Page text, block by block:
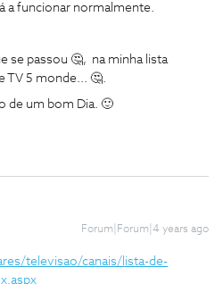
a funcionar normalmente.
se passou 🤔, na minha lista
TV 5 monde... 🤔.
de um bom Dia. 🙂
Forum|Forum|4 years ago
televisao/canais/lista-de-